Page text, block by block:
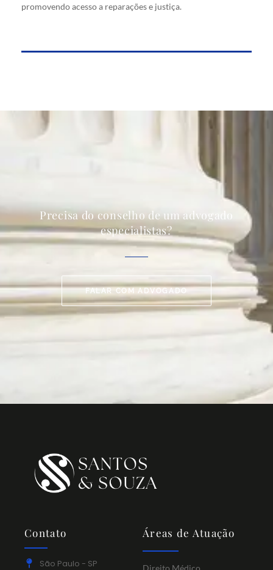
promovendo acesso a reparações e justiça.
Precisa do conselho de um advogado
especialistas?
FALAR COM ADVOGADO
Contato
São Paulo - SP
Áreas de Atuação
Direito Médico